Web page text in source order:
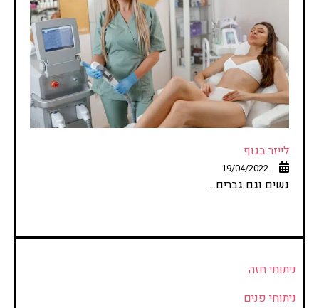
לייזר בגוף
19/04/2022
נשים וגם גברים...
ניתוחי חזה
ניתוחי פנים